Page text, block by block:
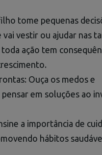
tome pequenas
vestir ou ajudar nas
ação tem
Ouça os medos e
em soluções ao
a importância de
hábitos